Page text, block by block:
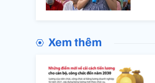
Xem thêm